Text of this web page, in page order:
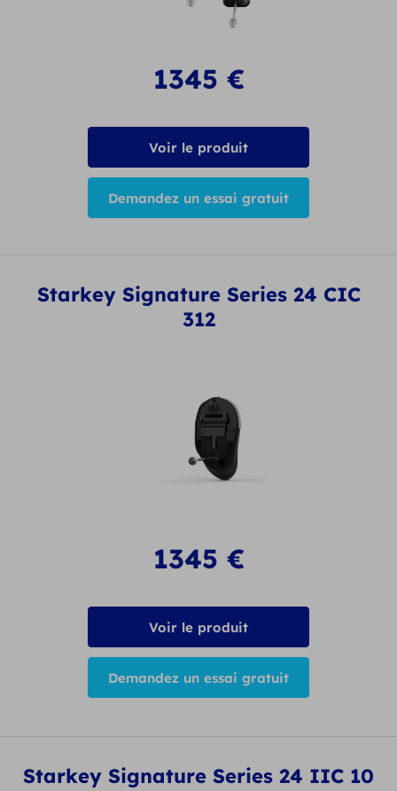
1345 €
Voir le produit
Demandez un essai gratuit
Starkey Signature Series 24 CIC
312
1345 €
Voir le produit
Demandez un essai gratuit
Starkey Signature Series 24 IIC 10